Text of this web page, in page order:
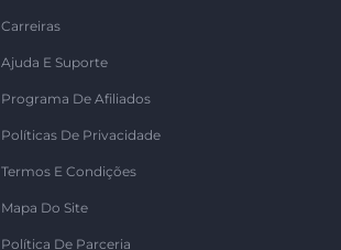
Carreiras
Ajuda E Suporte
Programa De Afiliados
Políticas De Privacidade
Termos E Condições
Mapa Do Site
Política De Parceria